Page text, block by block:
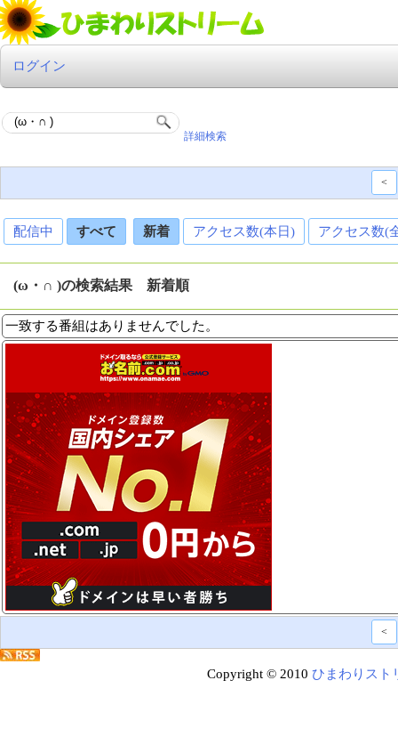
ログイン
詳細検索
<
配信中 すべて 新着 アクセス数(本日) アクセス数(
(ω・∩ )の検索結果 新着順
一致する番組はありませんでした。
<
Copyright © 2010 ひまわりスト